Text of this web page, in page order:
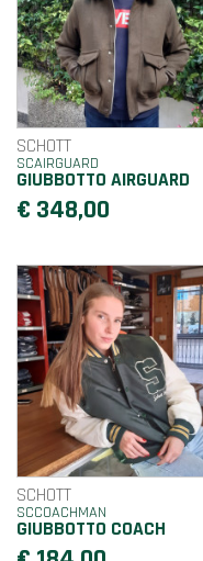
SCHOTT
SCAIRGUARD
GIUBBOTTO AIRGUARD
€ 348,00
SCHOTT
SCCOACHMAN
GIUBBOTTO COACH